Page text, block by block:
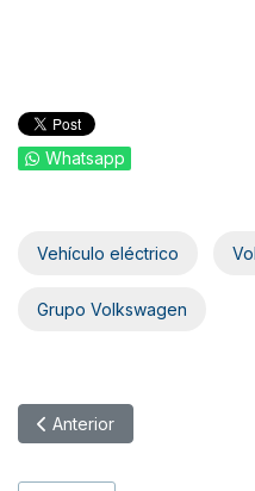
Whatsapp
Vehículo eléctrico
Grupo Volkswagen
Artículo anterior: CUPRA
Anterior